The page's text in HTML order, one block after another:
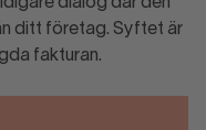
dialog där den
ditt företag. Syftet är
fakturan.